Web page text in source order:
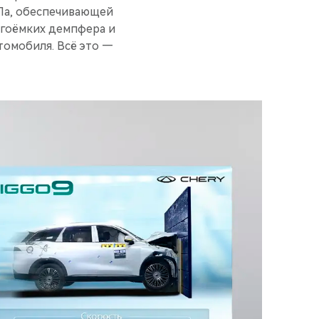
обеспечивающей
демпфера и
Всё это —